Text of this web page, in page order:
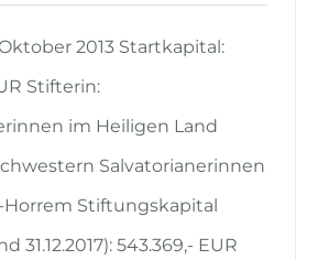
2013 Startkapital:
Stifterin:
im Heiligen Land
Salvatorianerinnen
Horrem Stiftungskapital
31.12.2017): 543.369,- EUR